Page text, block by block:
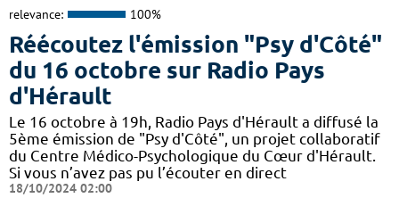
relevance: 100%
Réécoutez l'émission "Psy d'Côté"
du 16 octobre sur Radio Pays
d'Hérault
Le 16 octobre à 19h, Radio Pays d'Hérault a diffusé la
5ème émission de "Psy d'Côté", un projet collaboratif
du Centre Médico-Psychologique du Cœur d'Hérault.
Si vous n’avez pas pu l’écouter en direct
18/10/2024 02:00